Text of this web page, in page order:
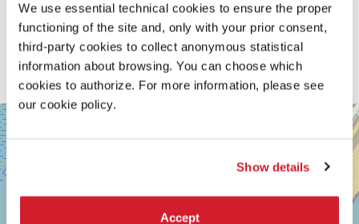
We use essential technical cookies to ensure the proper
functioning of the site and, only with your prior consent,
third-party cookies to collect anonymous statistical
information about browsing. You can choose which
cookies to authorize. For more information, please see
our cookie policy.
Show details
Accept
SALA
PERLA
LUNGOMARE
MARCONI
30126
LIDO